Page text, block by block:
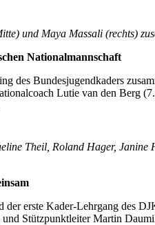
und Maya Massali (rechts)
Nationalmannschaft
des Bundesjugendkaders
Lutie van den Berg
Theil, Roland Hager,
der erste Kader-Lehrgang
Stützpunktleiter Martin